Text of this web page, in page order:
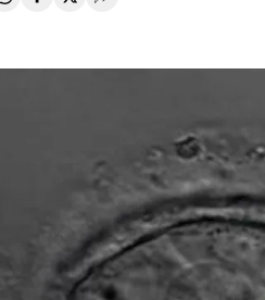
Compartir en Whatsapp
Compartir en Facebook
Compartir en Twitter
Desplegar Redes